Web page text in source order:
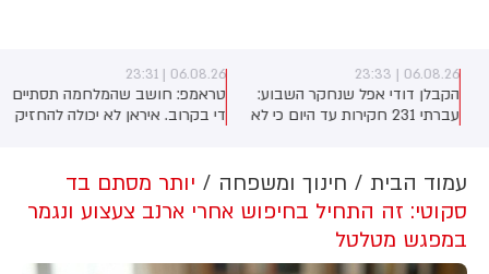
06.08.26 | 23:33
הקבלן דודי אפל שנחקר השבוע:
עברתי 231 חקירות עד היום כי לא
1,700 משפחות
06.08.26 | 23:31
טראמפ: חושב שהמלחמה תסתיים
די בקרוב. איראן לא יכולה להחזיק
עמוד הבית חינוך ומשפחה
יותר מסתם בד
סקוטי: זה התחיל בחיפוש אחרי ארנב צעצוע ונגמר
במפגש מטלטל